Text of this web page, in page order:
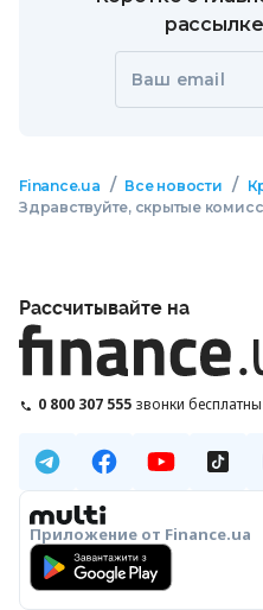
Ваш email
Finance.ua / Все новости /
Здравствуйте, скрытые
Рассчитывайте на
0 800 307 555 звонки бесплатны
Приложение от Finance.ua